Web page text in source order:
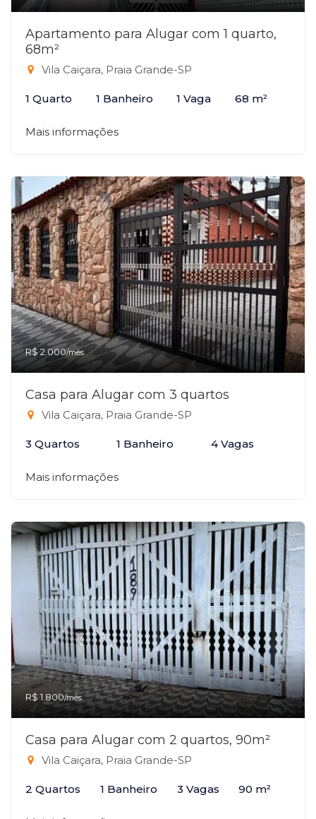
Apartamento para Alugar com 1 quarto,
68m²
Vila Caiçara, Praia Grande-SP
1 Quarto 1 Banheiro 1 Vaga 68 m²
Mais informações
R$ 2.000/mês
Casa para Alugar com 3 quartos
Vila Caiçara, Praia Grande-SP
3 Quartos 1 Banheiro 4 Vagas
Mais informações
R$ 1.800/mês
Casa para Alugar com 2 quartos, 90m²
Vila Caiçara, Praia Grande-SP
2 Quartos 1 Banheiro 3 Vagas 90 m²